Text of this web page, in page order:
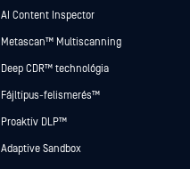
AI Content Inspector
Metascan™ Multiscanning
Deep CDR™ technológia
Fájltípus-felismerés™
Proaktív DLP™
Adaptive Sandbox